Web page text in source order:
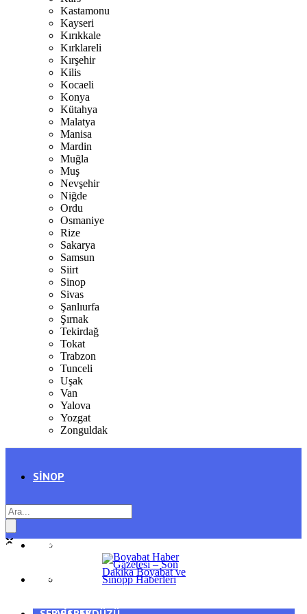
Kastamonu
Kayseri
Kırıkkale
Kırklareli
Kırşehir
Kilis
Kocaeli
Konya
Kütahya
Malatya
Manisa
Mardin
Muğla
Muş
Nevşehir
Niğde
Ordu
Osmaniye
Rize
Sakarya
Samsun
Siirt
Sinop
Sivas
Şanlıurfa
Şırnak
Tekirdağ
Tokat
Trabzon
Tunceli
Uşak
Van
Yalova
Yozgat
Zonguldak
SINOP
AYANCIK
GENEL
SPOR